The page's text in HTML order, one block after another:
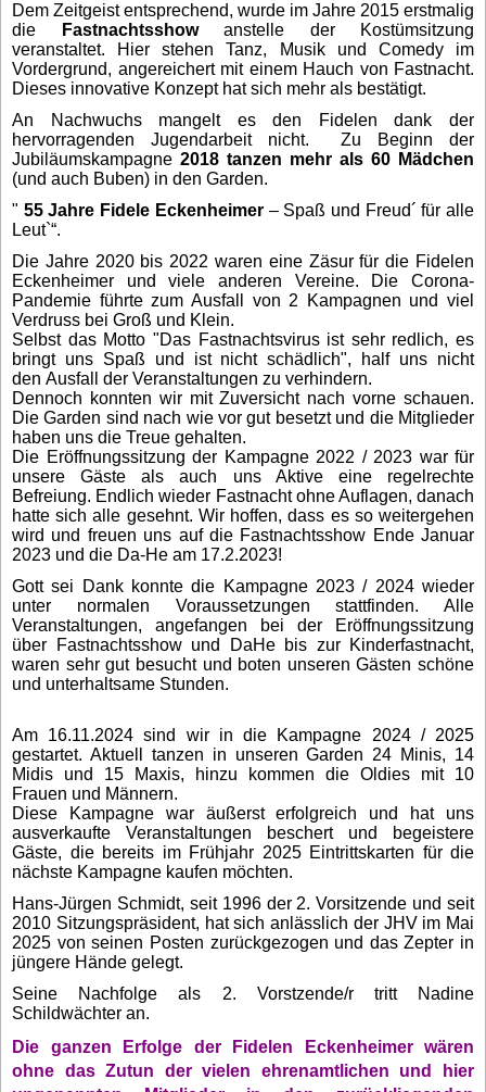
Dem Zeitgeist entsprechend, wurde im Jahre 2015 erstmalig
die
Fastnachtsshow anstelle der Kostümsitzung
veranstaltet. Hier stehen Tanz, Musik und Comedy im
Vordergrund, angereichert mit einem Hauch von Fastnacht.
Dieses innovative Konzept hat sich mehr als bestätigt.
An Nachwuchs mangelt es den Fidelen dank der
hervorragenden Jugendarbeit nicht.
Zu Beginn der
Jubiläumskampagne 2018 tanzen mehr als 60 Mädchen
(und auch Buben) in den Garden.
" 55 Jahre Fidele Eckenheimer– Spaß und Freud´ für alle
Leut`“.
Die Jahre 2020 bis 2022 waren eine Zäsur für die Fidelen
Eckenheimer und viele anderen Vereine. Die Corona-
Pandemie führte zum Ausfall von 2 Kampagnen und viel
Verdruss bei Groß und Klein.
Selbst das Motto "Das Fastnachtsvirus ist sehr redlich, es
bringt uns Spaß und ist nicht schädlich", half uns nicht
den Ausfall der Veranstaltungen zu verhindern.
Dennoch konnten wir mit Zuversicht nach vorne schauen.
Die Garden sind nach wie vor gut besetzt und die Mitglieder
haben uns die Treue gehalten.
Die Eröffnungssitzung der Kampagne 2022 / 2023 war für
unsere Gäste als auch uns Aktive eine regelrechte
Befreiung. Endlich wieder Fastnacht ohne Auflagen, danach
hatte sich alle gesehnt. Wir hoffen, dass es so weitergehen
wird und freuen uns auf die Fastnachtsshow Ende Januar
2023 und die Da-He am 17.2.2023!
Gott sei Dank konnte die Kampagne 2023 / 2024 wieder
unter normalen Voraussetzungen stattfinden. Alle
Veranstaltungen, angefangen bei der Eröffnungssitzung
über Fastnachtsshow und DaHe bis zur Kinderfastnacht,
waren sehr gut besucht und boten unseren Gästen schöne
und unterhaltsame Stunden.
Am 16.11.2024 sind wir in die Kampagne 2024 / 2025
gestartet. Aktuell tanzen in unseren Garden 24 Minis, 14
Midis und 15 Maxis, hinzu kommen die Oldies mit 10
Frauen und Männern.
Diese Kampagne war äußerst erfolgreich und hat uns
ausverkaufte Veranstaltungen beschert und begeistere
Gäste, die bereits im Frühjahr 2025 Eintrittskarten für die
nächste Kampagne kaufen möchten.
Hans-Jürgen Schmidt, seit 1996 der 2. Vorsitzende und seit
2010 Sitzungspräsident, hat sich anlässlich der JHV im Mai
2025 von seinen Posten zurückgezogen und das Zepter in
jüngere Hände gelegt.
Seine Nachfolge als 2. Vorstzende/r tritt Nadine
Schildwächter an.
Die ganzen Erfolge der Fidelen Eckenheimer wären
ohne das Zutun der vielen ehrenamtlichen und hier